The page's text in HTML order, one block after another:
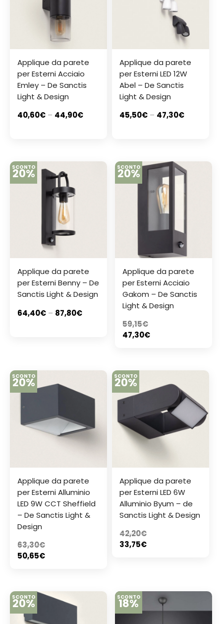
Applique da parete
per Esterni Acciaio
Emley – De Sanctis
Light & Design
40,60€ – 44,90€
Applique da parete
per Esterni LED 12W
Abel – De Sanctis
Light & Design
45,50€ – 47,30€
SCONTO
20%
Applique da parete
per Esterni Benny – De
Sanctis Light & Design
64,40€ – 87,80€
SCONTO
20%
Applique da parete
per Esterni Acciaio
Gakom – De Sanctis
Light & Design
59,15€
47,30€
SCONTO
20%
Applique da parete
per Esterni Alluminio
LED 9W CCT Sheffield
– De Sanctis Light &
Design
63,30€
50,65€
SCONTO
20%
Applique da parete
per Esterni LED 6W
Alluminio Byum – de
Sanctis Light & Design
42,20€
33,75€
SCONTO
20% SCONTO
18%